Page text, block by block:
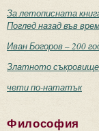
За летописната
Поглед назад във
Иван Богоров – 200
Златното
чети по-нататък
Философия